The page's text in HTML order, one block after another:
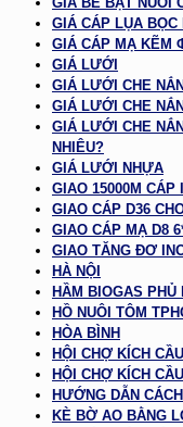
GIÁ CÁP LỤA BỌC
GIÁ CÁP MẠ KẼM
GIÁ LƯỚI
GIÁ LƯỚI CHE
GIÁ LƯỚI CHE
GIÁ LƯỚI CHE
NHIÊU?
GIÁ LƯỚI NHỰA
GIAO 15000M CÁP
GIAO CÁP D36
GIAO CÁP MẠ D8
GIAO TĂNG ĐƠ
HÀ NỘI
HẦM BIOGAS PHỦ
HỒ NUÔI TÔM
HÒA BÌNH
HỘI CHỢ KÍCH
HỘI CHỢ KÍCH
HƯỚNG DẪN
KÈ BỜ AO BẰNG